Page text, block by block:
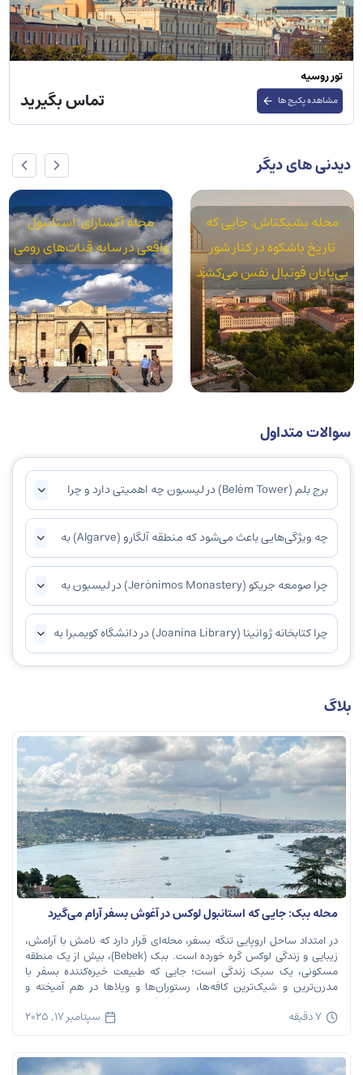
تور روسیه
مشاهده پکیج ها تماس بگیرید
دیدنی های دیگر
محله بشیکتاش: جایی که
تاریخ باشکوه در کنار شور
بی‌پایان فوتبال نفس می‌کشد
محله آکسارای: استانبول
واقعی در سایه قنات‌های رومی
سوالات متداول
برج بلم (Belém Tower) در لیسبون چه اهمیتی دارد و چرا
یکی از جاذبه‌های برجسته پرتغال است؟
چه ویژگی‌هایی باعث می‌شود که منطقه آلگارو (Algarve) به
عنوان یکی از محبوب‌ترین مقاصد گردشگری در پرتغال شناخته
شود؟
چرا صومعه جریکو (Jerónimos Monastery) در لیسبون به
عنوان یکی از شاهکارهای معماری مانوئلین شناخته می‌شود؟
چرا کتابخانه ژوانینا (Joanina Library) در دانشگاه کویمبرا به
عنوان یکی از زیباترین کتابخانه‌های جهان شناخته می‌شود؟
بلاگ
محله ببک: جایی که استانبول لوکس در آغوش بسفر آرام می‌گیرد
در امتداد ساحل اروپایی تنگه بسفر، محله‌ای قرار دارد که نامش با آرامش،
زیبایی و زندگی لوکس گره خورده است. ببک (Bebek)، بیش از یک منطقه
مسکونی، یک سبک زندگی است؛ جایی که طبیعت خیره‌کننده بسفر با
مدرن‌ترین و شیک‌ترین کافه‌ها، رستوران‌ها و ویلاها در هم آمیخته و
تصویری بی‌نظیر از استانبول معاصر را به […]
7 دقیقه سپتامبر 17, 2025